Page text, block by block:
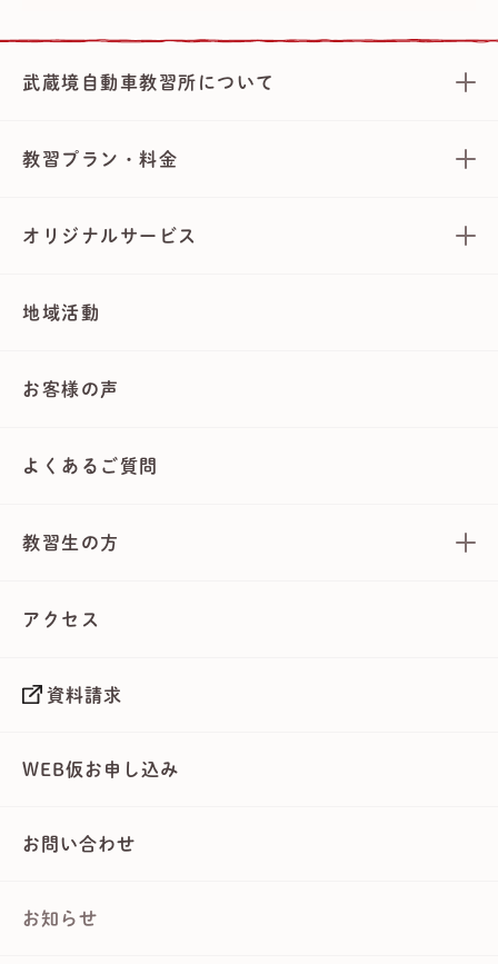
武蔵境自動車教習所について
教習プラン・料金
オリジナルサービス
地域活動
お客様の声
よくあるご質問
教習生の方
アクセス
資料請求
WEB仮お申し込み
お問い合わせ
お知らせ